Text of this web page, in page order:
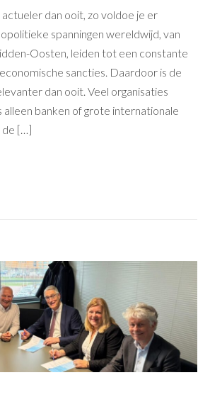
dan ooit, zo voldoe je er
spanningen wereldwijd, van
Oosten, leiden tot een constante
sancties. Daardoor is de
dan ooit. Veel organisaties
alleen banken of grote internationale
de […]